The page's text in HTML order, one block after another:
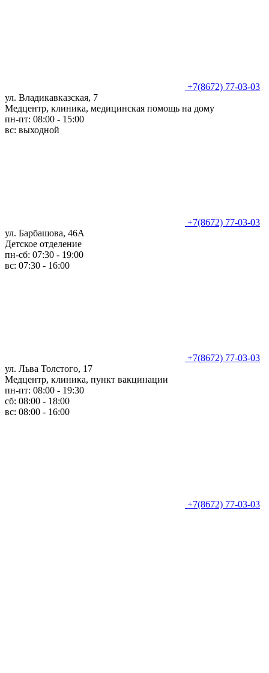
+7(8672) 77-03-03
ул. Владикавказская, 7
Медцентр, клиника, медицинская помощь на дому
пн-пт: 08:00 - 15:00
вс: выходной
+7(8672) 77-03-03
ул. Барбашова, 46А
Детское отделение
пн-сб: 07:30 - 19:00
вс: 07:30 - 16:00
+7(8672) 77-03-03
ул. Льва Толстого, 17
Медцентр, клиника, пункт вакцинации
пн-пт: 08:00 - 19:30
сб: 08:00 - 18:00
вс: 08:00 - 16:00
+7(8672) 77-03-03